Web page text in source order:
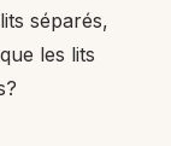
séparés,
les lits